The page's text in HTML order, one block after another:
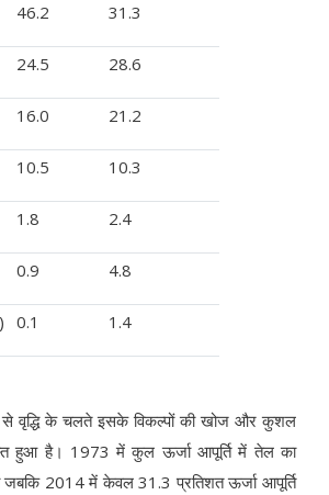
46.2 31.3
24.5 28.6
16.0 21.2
10.5 10.3
1.8 2.4
0.9 4.8
0.1 1.4
से वृद्धि के चलते इसके विकल्पों की खोज और कुशल
हुआ है। 1973 में कुल ऊर्जा आपूर्ति में तेल का
जबकि 2014 में केवल 31.3 प्रतिशत ऊर्जा आपूर्ति